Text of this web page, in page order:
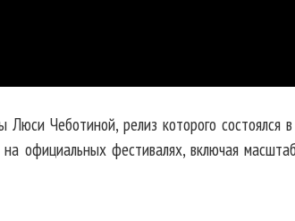
Чеботиной, релиз которого состоялся
официальных фестивалях, включая